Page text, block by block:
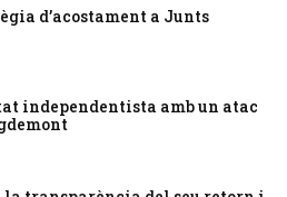
d’acostament a Junts
independentista amb un atac